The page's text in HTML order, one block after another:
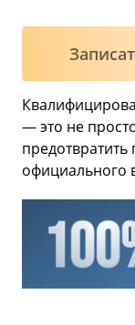
— это не
официального